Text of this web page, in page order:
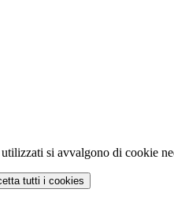
si avvalgono di cookie
tutti i cookies